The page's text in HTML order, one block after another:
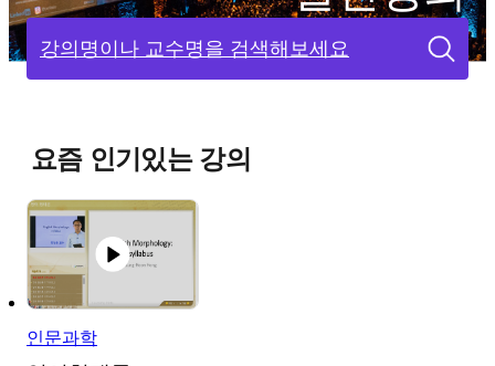
강의명이나 교수명을 검색해보세요
요즘 인기있는 강의
인문과학